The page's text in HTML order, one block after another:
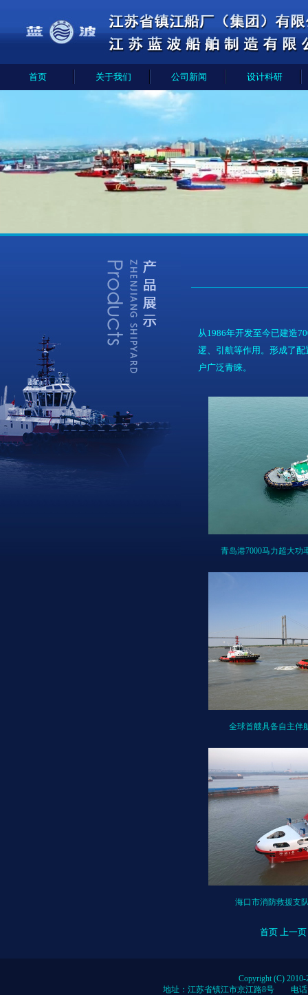
首页 关于我们 公司新闻 设计科研
从1986年开发至今已建造
逻、引航等作用。形成了
户广泛青睐。
青岛港7000马力超大功
全球首艘具备自主伴
海口市消防救援支
首页 上一页
Copyright (C)
地址：江苏省镇江市京江路8号 电话